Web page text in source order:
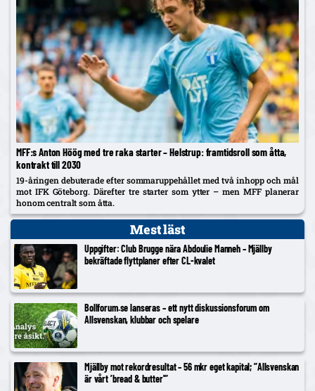
MFF:s Anton Höög med tre raka starter – Helstrup: framtidsroll som åtta,
kontrakt till 2030
19-åringen debuterade efter sommaruppehållet med två inhopp och mål
mot IFK Göteborg. Därefter tre starter som ytter – men MFF planerar
honom centralt som åtta.
Mest läst
Uppgifter: Club Brugge nära Abdoulie Manneh – Mjällby
bekräftade flyttplaner efter CL-kvalet
Bollforum.se lanseras – ett nytt diskussionsforum om
Allsvenskan, klubbar och spelare
Mjällby mot rekordresultat – 56 mkr eget kapital; ”Allsvenskan
är vårt ’bread & butter'”